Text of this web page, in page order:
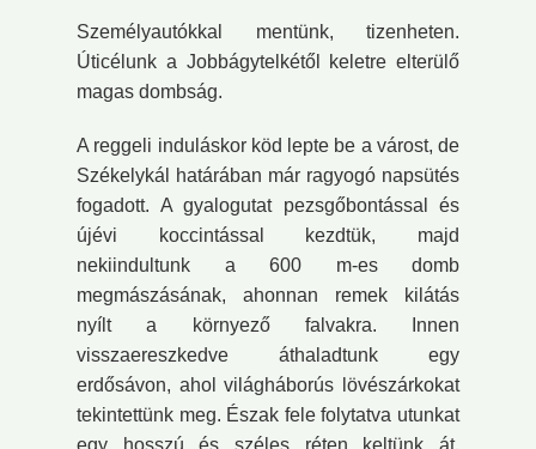
Személyautókkal mentünk, tizenheten.
Úticélunk a Jobbágytelkétől keletre elterülő
magas dombság.
A reggeli induláskor köd lepte be a várost, de
Székelykál határában már ragyogó napsütés
fogadott. A gyalogutat pezsgőbontással és
újévi koccintással kezdtük, majd
nekiindultunk a 600 m-es domb
megmászásának, ahonnan remek kilátás
nyílt a környező falvakra. Innen
visszaereszkedve áthaladtunk egy
erdősávon, ahol világháborús lövészárkokat
tekintettünk meg. Észak fele folytatva utunkat
egy hosszú és széles réten keltünk át.